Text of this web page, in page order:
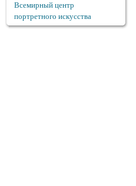
Всемирный центр
портретного искусства